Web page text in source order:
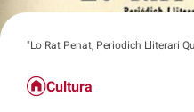
"Lo Rat Penat, Periodich Lliterari
Cultura